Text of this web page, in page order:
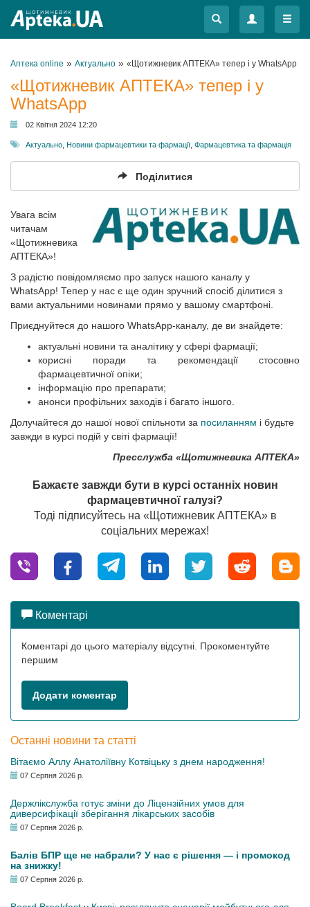
Меню
Меню
Аптека online » Актуально » «Щотижневик АПТЕКА» тепер і у WhatsApp
«Щотижневик АПТЕКА» тепер і у
WhatsApp
02 Квітня 2024 12:20
Актуально Новини фармацевтики та фармації Фармацевтика та фармація
Поділитися
Увага всім
читачам
«Щотижневика
АПТЕКА»!
З радістю повідомляємо про запуск нашого каналу у
WhatsApp! Тепер у нас є ще один зручний спосіб ділитися з
вами актуальними новинами прямо у вашому смартфоні.
Приєднуйтеся до нашого WhatsApp-каналу, де ви знайдете:
актуальні новини та аналітику у сфері фармації;
корисні поради та рекомендації стосовно
фармацевтичної опіки;
інформацію про препарати;
анонси профільних заходів і багато іншого.
Долучайтеся до нашої нової спільноти за посиланням і будьте
завжди в курсі подій у світі фармації!
Пресслужба «Щотижневика АПТЕКА»
Бажаєте завжди бути в курсі останніх новин
фармацевтичної галузі?
Тоді підписуйтесь на «Щотижневик АПТЕКА» в
соціальних мережах!
Коментарі
Коментарі до цього матеріалу відсутні. Прокоментуйте
першим
Додати коментар
Останні новини та статті
Вітаємо Аллу Анатоліївну Котвіцьку з днем народження!
07 Серпня 2026 р.
Держлікслужба готує зміни до Ліцензійних умов для
диверсифікації зберігання лікарських засобів
07 Серпня 2026 р.
Балів БПР ще не набрали? У нас є рішення — і промокод
на знижку!
07 Серпня 2026 р.